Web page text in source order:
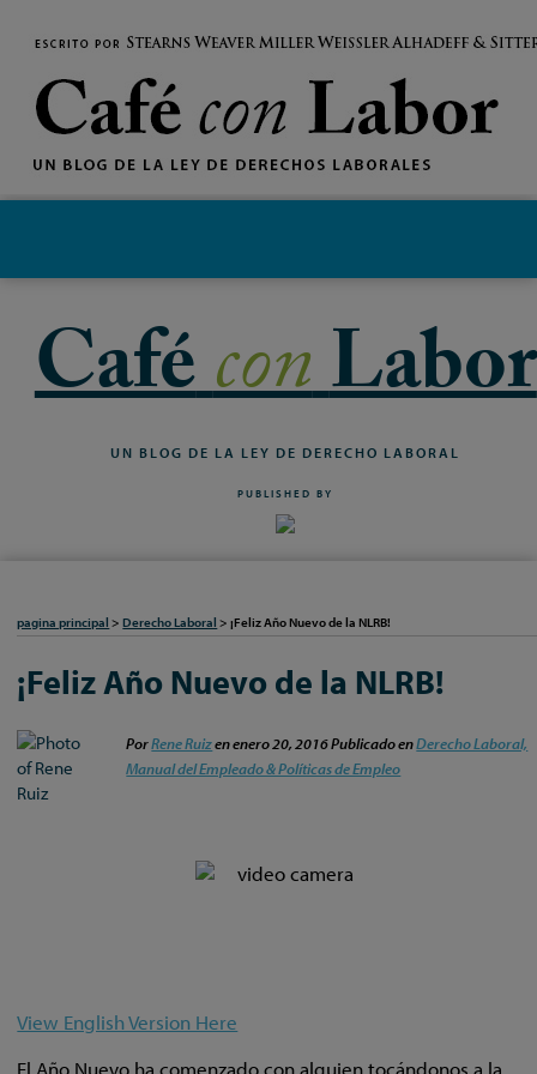
CaféconLabor
UN BLOG DE LA LEY DE DERECHO LABORAL
PUBLISHED BY
pagina principal >Derecho Laboral >¡Feliz Año Nuevo de la NLRB!
¡Feliz Año Nuevo de la NLRB!
PorRene Ruizenenero 20, 2016Publicado enDerecho Laboral,
Manual del Empleado & Políticas de Empleo
View English Version Here